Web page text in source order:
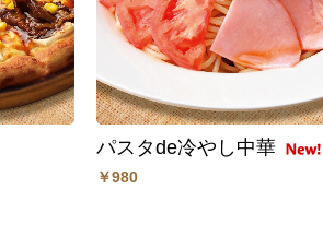
パスタde冷やし中華
￥980